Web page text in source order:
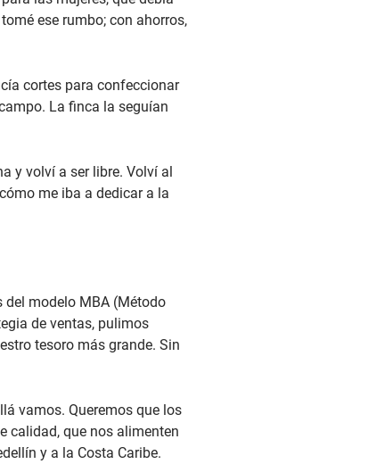
ese rumbo; con ahorros,
cortes para confeccionar
La finca la seguían
y volví a ser libre. Volví al
me iba a dedicar a la
modelo MBA (Método
de ventas, pulimos
tesoro más grande. Sin
vamos. Queremos que los
calidad, que nos alimenten
y a la Costa Caribe.